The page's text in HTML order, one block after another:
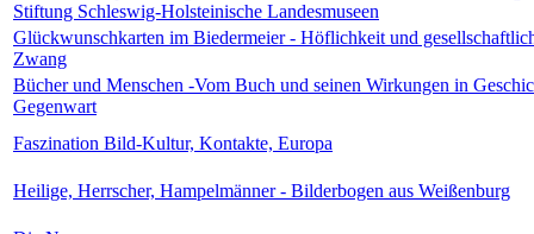
Stiftung Schleswig-Holsteinische Landesmuseen
Glückwunschkarten im Biedermeier - Höflichkeit und
Zwang
Bücher und Menschen -Vom Buch und seinen Wirkungen in
Gegenwart
Faszination Bild-Kultur, Kontakte, Europa
Heilige, Herrscher, Hampelmänner - Bilderbogen aus Weißenburg